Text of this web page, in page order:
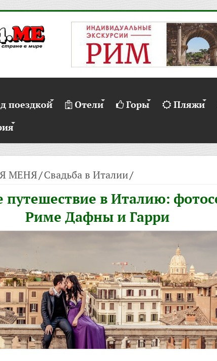
поездкой Отели Горы Пляжи
МЕНЯ/Свадьба в Италии/
путешествие в Италию:
Риме Дафны и Гарри